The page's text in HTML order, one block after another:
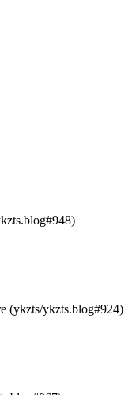
(ykzts/ykzts.blog#924)